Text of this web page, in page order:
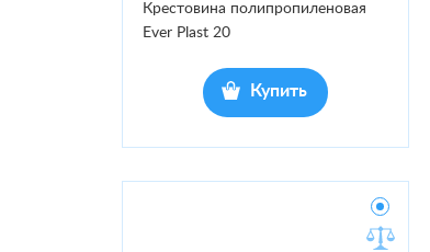
Крестовина полипропиленовая
Ever Plast 20
Купить